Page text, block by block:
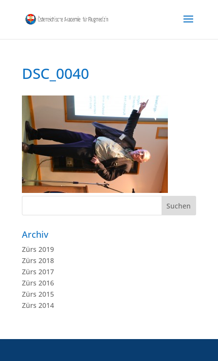
DSC_0040
Archiv
Zürs 2019
Zürs 2018
Zürs 2017
Zürs 2016
Zürs 2015
Zürs 2014